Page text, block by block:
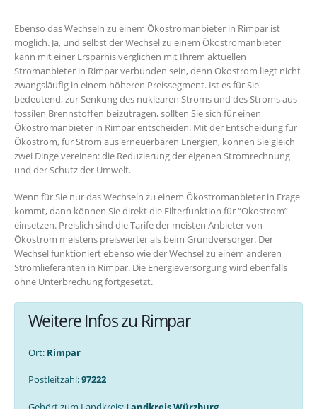
Ebenso das Wechseln zu einem Ökostromanbieter in Rimpar ist
möglich. Ja, und selbst der Wechsel zu einem Ökostromanbieter
kann mit einer Ersparnis verglichen mit Ihrem aktuellen
Stromanbieter in Rimpar verbunden sein, denn Ökostrom liegt nicht
zwangsläufig in einem höheren Preissegment. Ist es für Sie
bedeutend, zur Senkung des nuklearen Stroms und des Stroms aus
fossilen Brennstoffen beizutragen, sollten Sie sich für einen
Ökostromanbieter in Rimpar entscheiden. Mit der Entscheidung für
Ökostrom, für Strom aus erneuerbaren Energien, können Sie gleich
zwei Dinge vereinen: die Reduzierung der eigenen Stromrechnung
und der Schutz der Umwelt.
Wenn für Sie nur das Wechseln zu einem Ökostromanbieter in Frage
kommt, dann können Sie direkt die Filterfunktion für “Ökostrom”
einsetzen. Preislich sind die Tarife der meisten Anbieter von
Ökostrom meistens preiswerter als beim Grundversorger. Der
Wechsel funktioniert ebenso wie der Wechsel zu einem anderen
Stromlieferanten in Rimpar. Die Energieversorgung wird ebenfalls
ohne Unterbrechung fortgesetzt.
Weitere Infos zu Rimpar
Ort: Rimpar
Postleitzahl:97222